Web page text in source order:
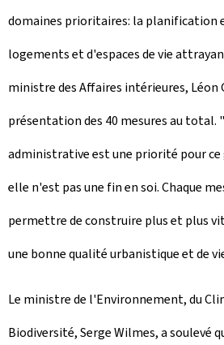
domaines prioritaires: la planification
logements et d'espaces de vie
ministre des Affaires intérieures, Léon
présentation des 40 mesures au
administrative est une priorité pour
elle n'est pas une fin en soi. Chaque
permettre de construire plus et plus
une bonne qualité urbanistique et de
Le ministre de l'Environnement, du
Biodiversité, Serge Wilmes, a soulevé